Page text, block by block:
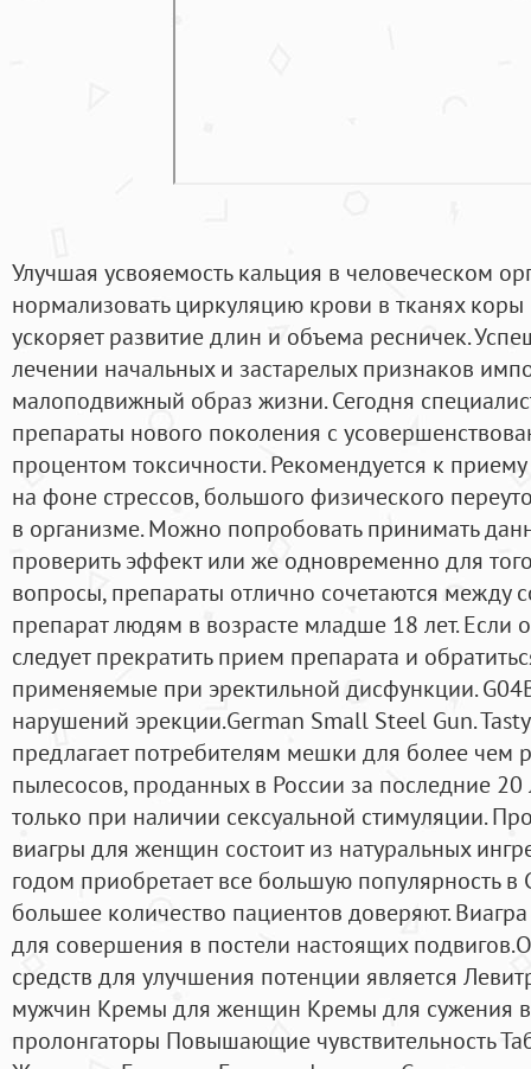
Улучшая усвояемость кальция в человеческом
нормализовать циркуляцию крови в тканях
ускоряет развитие длин и объема ресничек.
лечении начальных и застарелых признаков
малоподвижный образ жизни. Сегодня
препараты нового поколения с
процентом токсичности. Рекомендуется к
на фоне стрессов, большого физического
в организме. Можно попробовать принимать
проверить эффект или же одновременно для
вопросы, препараты отлично сочетаются между
препарат людям в возрасте младше 18 лет. Если
следует прекратить прием препарата и
применяемые при эректильной дисфункции.
нарушений эрекции.German Small Steel Gun.
предлагает потребителям мешки для более чем
пылесосов, проданных в России за последние
только при наличии сексуальной стимуляции.
виагры для женщин состоит из натуральных
годом приобретает все большую популярность в
большее количество пациентов доверяют.
для совершения в постели настоящих
средств для улучшения потенции является
мужчин Кремы для женщин Кремы для сужения
пролонгаторы Повышающие чувствительность